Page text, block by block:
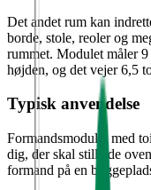
Det andet rum kan
borde, stole, reoler og
rummet. Modulet måler
højden, og det vejer 6,5
Typisk anvendelse
Formandsmodulet med
dig, der skal stille de
formand på en